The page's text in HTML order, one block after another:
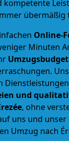
kompetente
übermäßig
Online-
Minuten
Umzugsbudget
und
, ohne
uns und
Umzug nach